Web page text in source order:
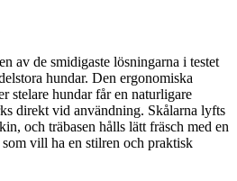
av de smidigaste lösningarna i testet
hundar. Den ergonomiska
stelare hundar får en naturligare
direkt vid användning. Skålarna lyfts
och träbasen hålls lätt fräsch med en
vill ha en stilren och praktisk